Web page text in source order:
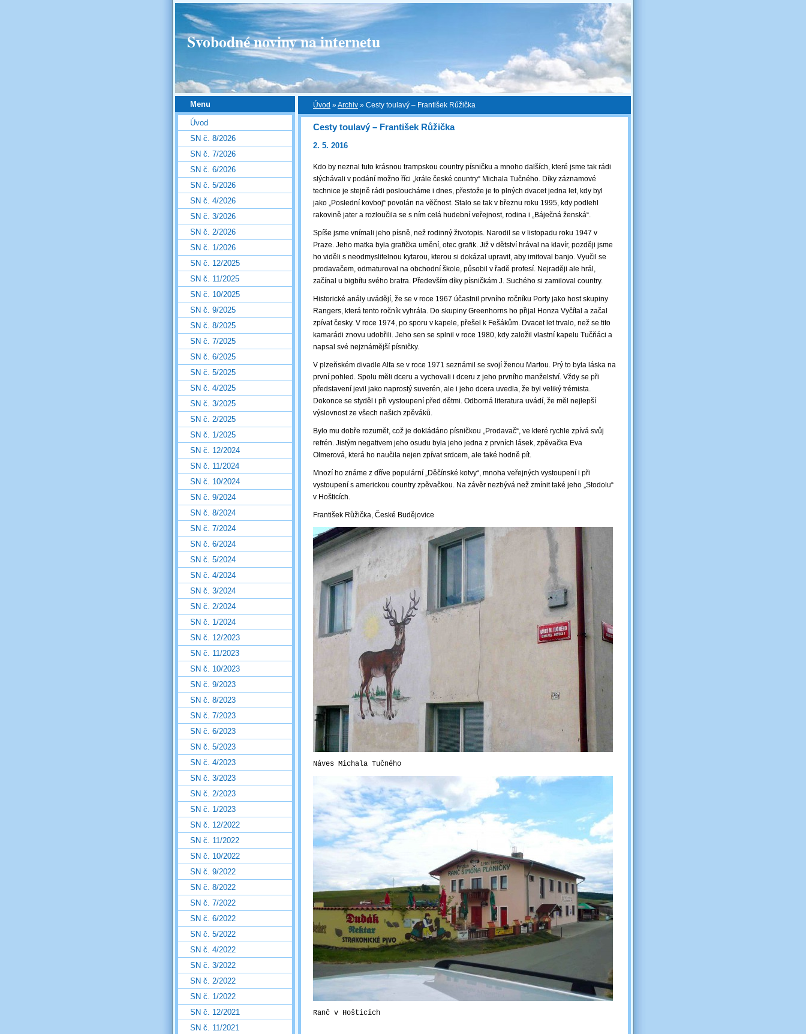
Svobodné noviny na internetu
Úvod »Archiv » Cesty toulavý – František Růžička
Cesty toulavý – František Růžička
2. 5. 2016
Kdo by neznal tuto krásnou trampskou country písničku a mnoho dalších, které jsme tak rádi
slýchávali v podání možno říci „krále české country“ Michala Tučného. Díky záznamové
technice je stejně rádi posloucháme i dnes, přestože je to plných dvacet jedna let, kdy byl
jako „Poslední kovboj“ povolán na věčnost. Stalo se tak v březnu roku 1995, kdy podlehl
rakovině jater a rozloučila se s ním celá hudební veřejnost, rodina i „Báječná ženská“.
Spíše jsme vnímali jeho písně, než rodinný životopis. Narodil se v listopadu roku 1947 v
Praze. Jeho matka byla grafička umění, otec grafik. Již v dětství hrával na klavír, později jsme
ho viděli s neodmyslitelnou kytarou, kterou si dokázal upravit, aby imitoval banjo. Vyučil se
prodavačem, odmaturoval na obchodní škole, působil v řadě profesí. Nejraději ale hrál,
začínal u bigbítu svého bratra. Především díky písničkám J. Suchého si zamiloval country.
Historické anály uvádějí, že se v roce 1967 účastnil prvního ročníku Porty jako host skupiny
Rangers, která tento ročník vyhrála. Do skupiny Greenhorns ho přijal Honza Vyčítal a začal
zpívat česky. V roce 1974, po sporu v kapele, přešel k Fešákům. Dvacet let trvalo, než se tito
kamarádi znovu udobřili. Jeho sen se splnil v roce 1980, kdy založil vlastní kapelu Tučňáci a
napsal své nejznámější písničky.
V plzeňském divadle Alfa se v roce 1971 seznámil se svojí ženou Martou. Prý to byla láska na
první pohled. Spolu měli dceru a vychovali i dceru z jeho prvního manželství. Vždy se při
představení jevil jako naprostý suverén, ale i jeho dcera uvedla, že byl veliký trémista.
Dokonce se styděl i při vystoupení před dětmi. Odborná literatura uvádí, že měl nejlepší
výslovnost ze všech našich zpěváků.
Bylo mu dobře rozumět, což je dokládáno písničkou „Prodavač“, ve které rychle zpívá svůj
refrén. Jistým negativem jeho osudu byla jeho jedna z prvních lásek, zpěvačka Eva
Olmerová, která ho naučila nejen zpívat srdcem, ale také hodně pít.
Mnozí ho známe z dříve populární „Děčínské kotvy“, mnoha veřejných vystoupení i při
vystoupení s americkou country zpěvačkou. Na závěr nezbývá než zmínit také jeho „Stodolu“
v Hošticích.
František Růžička, České Budějovice
Náves Michala Tučného
Ranč v Hošticích
Menu
Úvod
SN č. 8/2026
SN č. 7/2026
SN č. 6/2026
SN č. 5/2026
SN č. 4/2026
SN č. 3/2026
SN č. 2/2026
SN č. 1/2026
SN č. 12/2025
SN č. 11/2025
SN č. 10/2025
SN č. 9/2025
SN č. 8/2025
SN č. 7/2025
SN č. 6/2025
SN č. 5/2025
SN č. 4/2025
SN č. 3/2025
SN č. 2/2025
SN č. 1/2025
SN č. 12/2024
SN č. 11/2024
SN č. 10/2024
SN č. 9/2024
SN č. 8/2024
SN č. 7/2024
SN č. 6/2024
SN č. 5/2024
SN č. 4/2024
SN č. 3/2024
SN č. 2/2024
SN č. 1/2024
SN č. 12/2023
SN č. 11/2023
SN č. 10/2023
SN č. 9/2023
SN č. 8/2023
SN č. 7/2023
SN č. 6/2023
SN č. 5/2023
SN č. 4/2023
SN č. 3/2023
SN č. 2/2023
SN č. 1/2023
SN č. 12/2022
SN č. 11/2022
SN č. 10/2022
SN č. 9/2022
SN č. 8/2022
SN č. 7/2022
SN č. 6/2022
SN č. 5/2022
SN č. 4/2022
SN č. 3/2022
SN č. 2/2022
SN č. 1/2022
SN č. 12/2021
SN č. 11/2021